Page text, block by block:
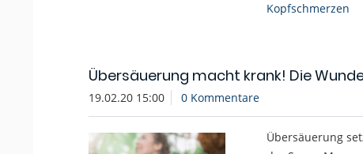
Kopfschmerzen
Übersäuerung macht krank! Die
19.02.20 15:00 0 Kommentare
Übersäuerung